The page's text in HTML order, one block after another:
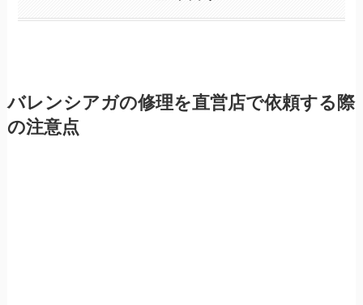
バレンシアガの修理を直営店で依頼する際
の注意点